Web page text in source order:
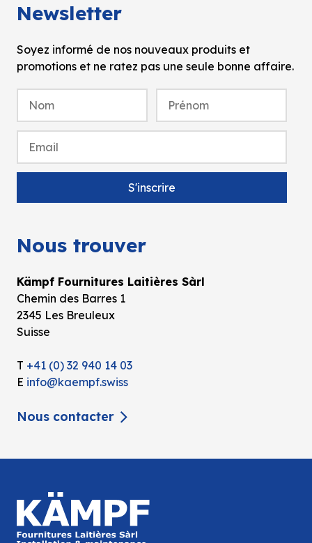
Newsletter
Soyez informé de nos nouveaux produits et
promotions et ne ratez pas une seule bonne affaire.
Nous trouver
Kämpf Fournitures Laitières Sàrl
Chemin des Barres 1
2345 Les Breuleux
Suisse
T +41 (0) 32 940 14 03
E info@kaempf.swiss
Nous contacter